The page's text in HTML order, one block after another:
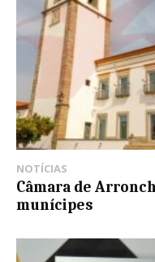
NOTÍCIAS
Câmara de
munícipes